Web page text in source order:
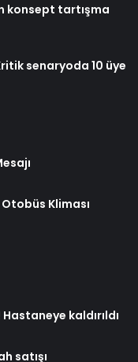
konsept tartışma
senaryoda 10 üye
Kliması
kaldırıldı
satışı